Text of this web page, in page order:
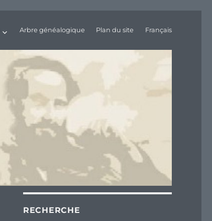
Arbre généalogique Plan du site Français
RECHERCHE